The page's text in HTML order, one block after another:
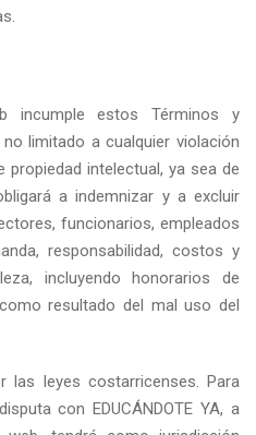
incumple estos Términos y
limitado a cualquier violación
intelectual, ya sea de
a indemnizar y a excluir
funcionarios, empleados
responsabilidad, costos y
incluyendo honorarios de
resultado del mal uso del
las leyes costarricenses. Para
con EDUCÁNDOTE YA, a